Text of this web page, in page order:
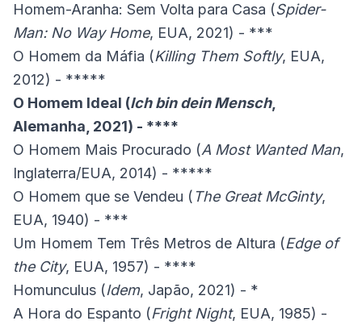
Homem-Aranha: Sem Volta para Casa (Spider-
Man: No Way Home, EUA, 2021) - ***
O Homem da Máfia (Killing Them Softly, EUA,
2012) - *****
O Homem Ideal (Ich bin dein Mensch,
Alemanha, 2021) - ****
O Homem Mais Procurado (A Most Wanted Man,
Inglaterra/EUA, 2014) - *****
O Homem que se Vendeu ( The Great McGinty,
EUA, 1940) - ***
Um Homem Tem Três Metros de Altura (Edge of
the City, EUA, 1957) - ****
Homunculus (Idem, Japão, 2021) - *
A Hora do Espanto (Fright Night, EUA, 1985) -